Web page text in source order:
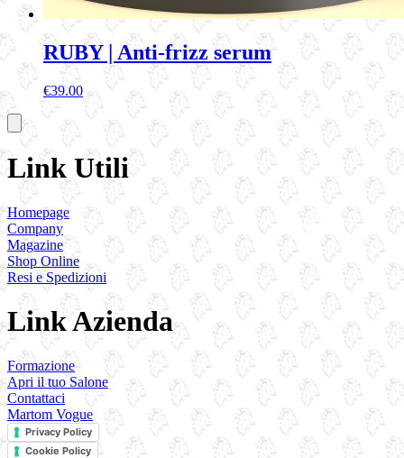
RUBY | Anti-frizz serum
€39.00
Link Utili
Homepage
Company
Magazine
Shop Online
Resi e Spedizioni
Link Azienda
Formazione
Apri il tuo Salone
Contattaci
Martom Vogue
Privacy Policy
Cookie Policy